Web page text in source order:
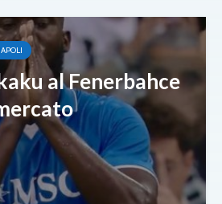
al Fenerbahce